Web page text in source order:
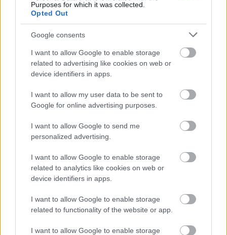
Purposes for which it was collected.
Opted Out
Google consents
I want to allow Google to enable storage
related to advertising like cookies on web or
device identifiers in apps.
I want to allow my user data to be sent to
Google for online advertising purposes.
I want to allow Google to send me
personalized advertising.
I want to allow Google to enable storage
related to analytics like cookies on web or
device identifiers in apps.
I want to allow Google to enable storage
related to functionality of the website or app.
I want to allow Google to enable storage
IV przed własną publicznością? Na tej stronie możecie zobaczyć tabelę
uwzględniającą tylko mecze u siebie. W tabeli biorącej pod uwagę tylko
mecze wyjazdowe możecie natomiast sprawdzić jak spisuje się klub
Rotar Węglówka.
Krosno > Klasa B, gr. IV - sytuacja w tabeli
Przed meczami 5. kolejki - Krosno > Klasa B, gr. IV gospodarze (KS
Szczepańcowa) zajmują12. miejsce
Poniżej znajdziesz także ostatnie mecze obu drużyn oraz statystyki
bramkowe.
KS Szczepańcowa vs. Rotar Węglówka - relacja, wynik na żywo,
transmisja
Wynik meczu KS Szczepańcowa - Rotar Węglówka znajdziesz na naszej
stronie zaraz po jego zakończeniu. Jeżeli szukasz informacji meczowych,
zajrzyj tutaj:KS Szczepańcowa vs. Rotar Węglówka - wynik, składy,
strzelcy
Jeżeli w internecie lub TV dostępna jest
albo innych spotkań Krosno >
Klasa B, gr. IV na pewno znajdziesz takie informacje na naszym portalu.
Możliwe jednak, że nigdzie nie pojawi się stream online z tego pojedynku.